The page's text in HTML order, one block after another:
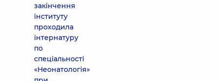
закінчення
інституту
проходила
інтернатуру
по
спеціальності
«Неонатологія»